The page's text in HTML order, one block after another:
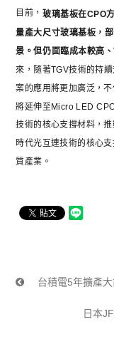
目前，玻璃基板在CPO
量產大尺寸玻璃基板，
景。但仍面臨成本較高
來，隨著TGV技術的持
案的應用將更加廣泛，
將延伸至Micro LED
技術的核心支撐材料，
時代光互連技術的核心
質產業。
台積電5年擴產
日本